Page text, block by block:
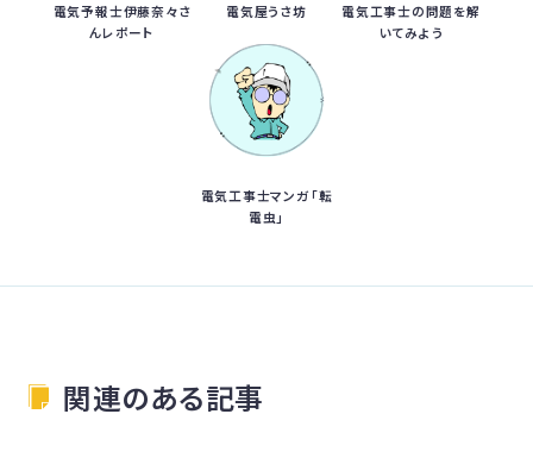
電気予報士伊藤奈々さ
んレポート
電気屋うさ坊
電気工事士の問題を解
いてみよう
電気工事士マンガ「転
電虫」
関連のある記事